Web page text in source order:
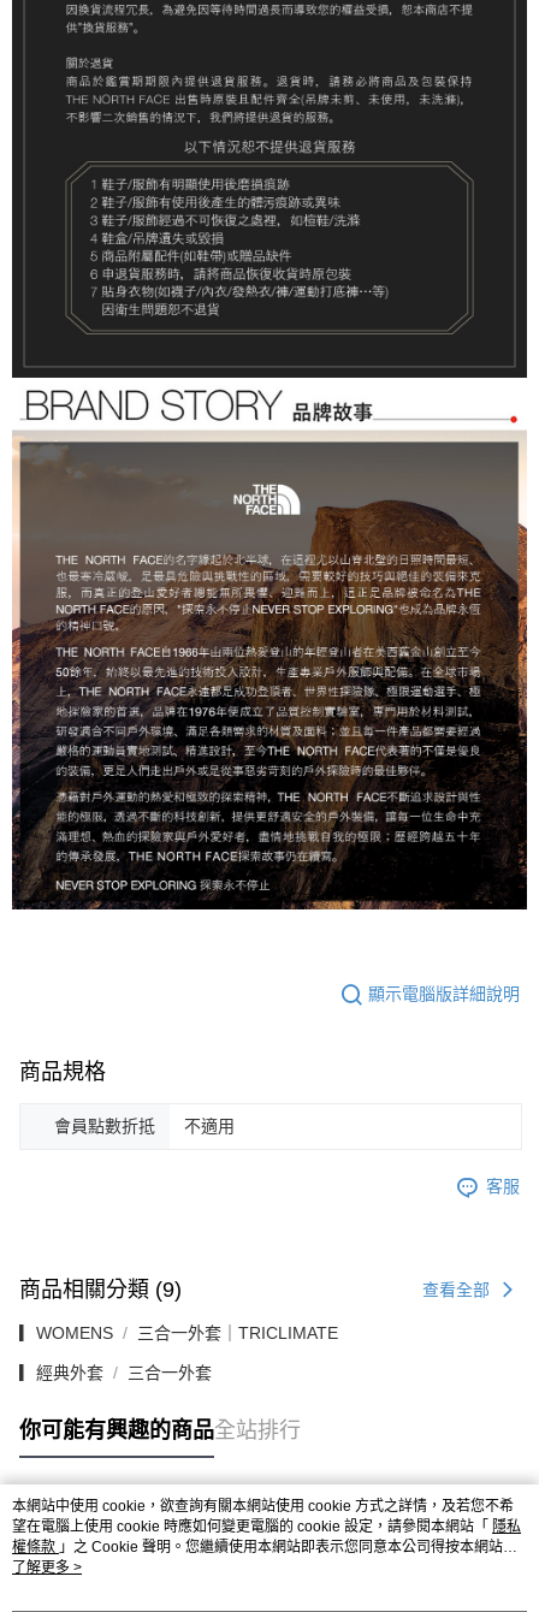
顯示電腦版詳細說明
商品規格
會員點數折抵 不適用
客服
商品相關分類 (9) 查看全部
▎WOMENS 三合一外套｜TRICLIMATE
▎經典外套 三合一外套
你可能有興趣的商品全站排行
熱門標籤
本網站中使用 cookie，欲查詢有關本網站使用 cookie 方式之詳情，及若您不希
望在電腦上使用 cookie 時應如何變更電腦的 cookie 設定，請參閱本網站「 隱私
權條款 」之 Cookie 聲明。您繼續使用本網站即表示您同意本公司得按本網站使
用條款之 Cookie 聲明使用 cookie。
了解更多 >